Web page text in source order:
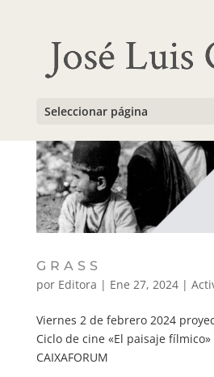
Seleccionar página
GRASS
por Editora | Ene 27, 2024|
Viernes 2 de febrero 2024
Ciclo de cine «El paisaje fílmico»
CAIXAFORUM